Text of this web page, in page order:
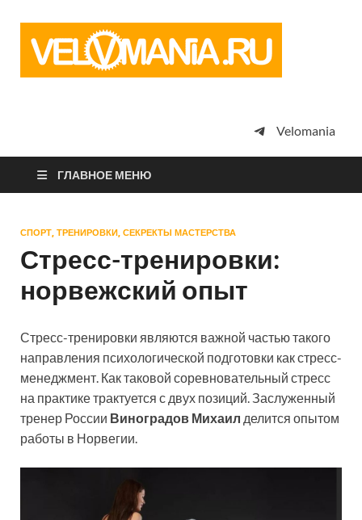
просто
Velomania
ГЛАВНОЕ МЕНЮ
СПОРТ, ТРЕНИРОВКИ, СЕКРЕКТЫ МАСТЕРСТВА
Стресс-тренировки:
норвежский опыт
Стресс-тренировки являются важной частью такого
направления психологической подготовки как стресс-
менеджмент. Как таковой соревновательный стресс
на практике трактуется с двух позиций. Заслуженный
тренер России Виноградов Михаил делится опытом
работы в Норвегии.